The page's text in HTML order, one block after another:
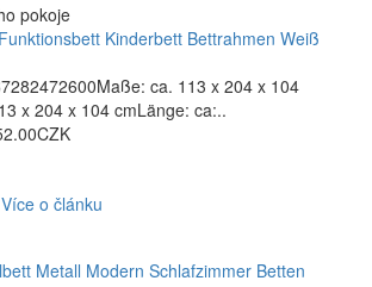
pokoje
Kinderbett Bettrahmen Weiß
ca. 113 x 204 x 104
x 204 x 104 cmLänge: ca:..
Více o článku